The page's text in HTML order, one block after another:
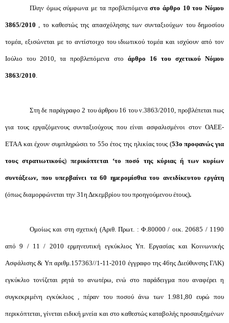
Πλην όμως σύμφωνα με τα προβλεπόμεναστο άρθρο 10 του Νόμου
3865/2010 , το καθεστώς της απασχόλησης των συνταξιούχων του δημοσίου
τομέα, εξισώνεται με το αντίστοιχο του ιδιωτικού τομέα και ισχύουν από τον
Ιούλιο του 2010, τα προβλεπόμενα στο άρθρο 16 του σχετικού Νόμου
3863/2010.
Στη δε παράγραφο 2 του άρθρου 16 του ν.3863/2010, προβλέπεται πως
για τους εργαζόμενους συνταξιούχους που είναι ασφαλισμένοι στον ΟΑΕΕ-
ΕΤΑΑ και έχουν συμπληρώσει το 55ο έτος της ηλικίας τους (53ο προφανώς για
τους στρατιωτικούς) περικόπτεται ‘το ποσό της κύριας ή των κυρίων
συντάξεων, που υπερβαίνει τα 60 ημερομίσθια του ανειδίκευτου εργάτη
(όπως διαμορφώνεται την 31η Δεκεμβρίου του προηγούμενου έτους).
Ομοίως και στη σχετική (Αριθ. Πρωτ. : Φ.80000 / οικ. 20685 / 1190
από 9 / 11 / 2010 ερμηνευτική εγκύκλιος Υπ. Εργασίας και Κοινωνικής
Ασφάλισης & Υπ αριθμ.157363//1-11-2010 έγγραφο της 46ης Διεύθυνσης ΓΛΚ)
εγκύκλιο τονίζεται ρητά το ανωτέρω, ενώ στο παράδειγμα που αναφέρει η
συγκεκριμένη εγκύκλιος , πέραν του ποσού άνω των 1.981,80 ευρώ που
περικόπτεται, γίνεται ειδική μνεία και στο καθεστώς καταβολής προσαυξημένων